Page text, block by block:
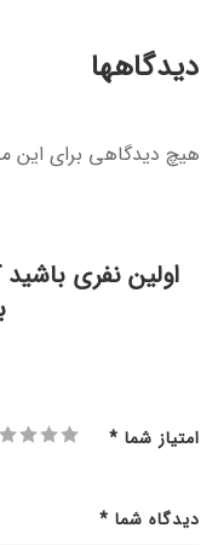
دیدگاهها
هیچ دیدگاهی برای
اولین نفری
امتیاز شما *
دیدگاه شما *